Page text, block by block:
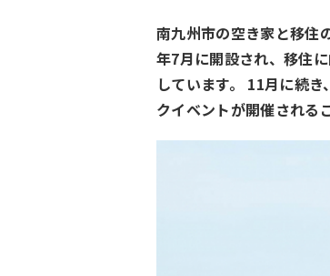
南九州市の空き家と移住
年7月に開設され、移住
しています。 11月に続
クイベントが開催される